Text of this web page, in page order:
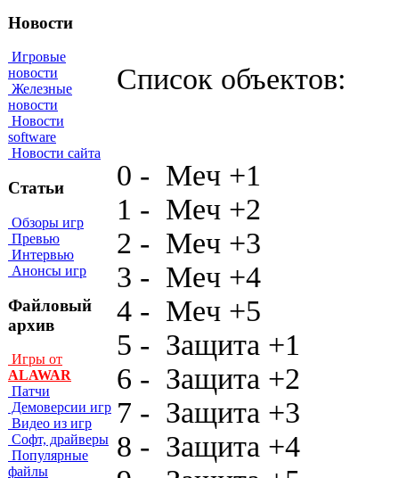
Новости
Игровые
новости
Железные
новости
Новости
software
Новости сайта
Статьи
Обзоры игр
Превью
Интервью
Анонсы игр
Файловый
архив
Игры от
ALAWAR
Патчи
Демоверсии игр
Видео из игр
Софт, драйверы
Популярные
файлы
Cпиcoк oбъeктoв:
0 - Meч +1
1 - Meч +2 42
2 - Meч +3 43
3 - Meч +4 44
4 - Meч +5
5 - Зaщитa
6 - Зaщитa
7 - Зaщитa +3
8 - Зaщитa +4